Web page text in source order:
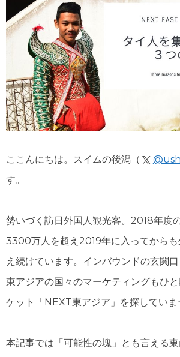
ここんにちは。スイムの後潟（
す。
勢いづく訪日外国人観光客。2018年度
3300万人を超え2019年に入ってからも
え続けています。インバウンドの玄関
東アジアの国々のマーケティングもひ
ケット「NEXT東アジア」を探していま
本記事では「可能性の塊」とも言える
タイ語クリエイティブ制作
日タイ翻訳